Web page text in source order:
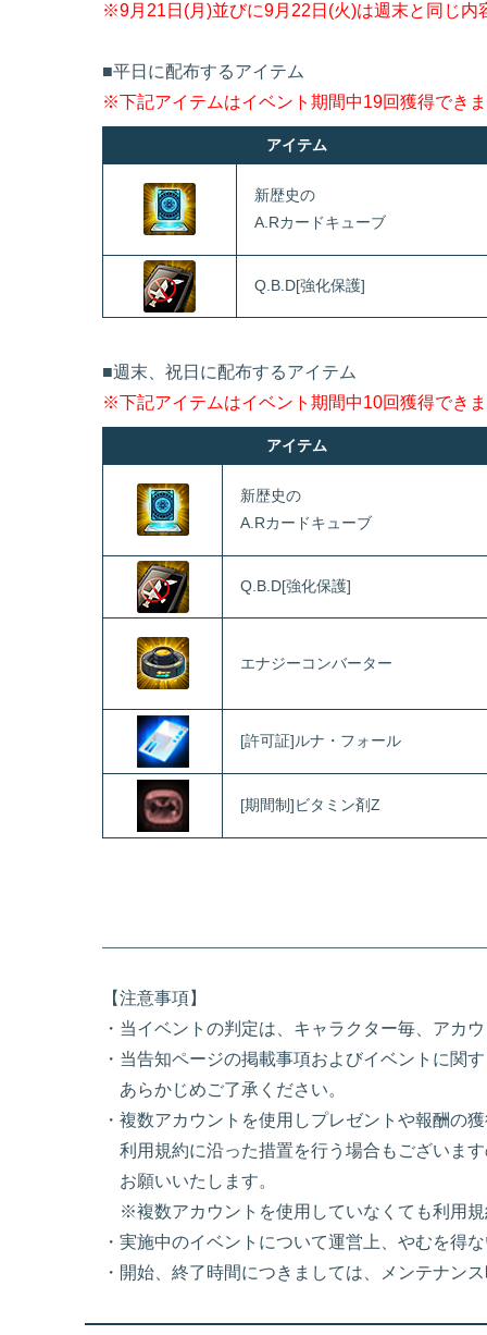
※9月21日(月)並びに9月22日(火)は週末と同じ内
■平日に配布するアイテム
※下記アイテムはイベント期間中19回獲得でき
アイテム
新歴史の
A.Rカードキューブ
Q.B.D[強化保護]
■週末、祝日に配布するアイテム
※下記アイテムはイベント期間中10回獲得でき
アイテム
新歴史の
A.Rカードキューブ
Q.B.D[強化保護]
エナジーコンバーター
[許可証]ルナ・フォール
[期間制]ビタミン剤Z
【注意事項】
・当イベントの判定は、キャラクター毎、アカ
・当告知ページの掲載事項およびイベントに関
あらかじめご了承ください。
・複数アカウントを使用しプレゼントや報酬の
利用規約に沿った措置を行う場合もございま
お願いいたします。
※複数アカウントを使用していなくても利用
・実施中のイベントについて運営上、やむを得
・開始、終了時間につきましては、メンテナン